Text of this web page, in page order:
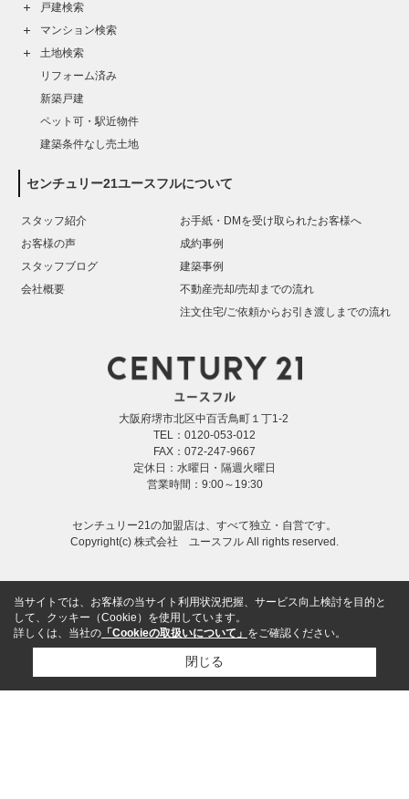
戸建検索
マンション検索
土地検索
リフォーム済み
新築戸建
ペット可・駅近物件
建築条件なし売土地
センチュリー21ユースフルについて
スタッフ紹介
お客様の声
スタッフブログ
会社概要
お手紙・DMを受け取られたお客様へ
成約事例
建築事例
不動産売却/売却までの流れ
注文住宅/ご依頼からお引き渡しまでの流れ
大阪府堺市北区中百舌鳥町１丁1-2
TEL：0120-053-012
FAX：072-247-9667
定休日：水曜日・隔週火曜日
営業時間：9:00～19:30
センチュリー21の加盟店は、すべて独立・自営です。
Copyright(c) 株式会社 ユースフル All rights reserved.
当サイトでは、お客様の当サイト利用状況把握、サービス向上検討を目的と
して、クッキー（Cookie）を使用しています。
詳しくは、当社の 「Cookieの取扱いについて」 をご確認ください。
閉じる